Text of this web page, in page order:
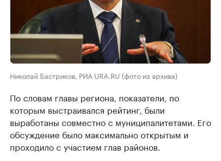
Николай Бастриков, РИА URA.RU (фото из архива)
По словам главы региона, показатели, по
которым выстраивался рейтинг, были
выработаны совместно с муниципалитетами. Его
обсуждение было максимально открытым и
проходило с участием глав районов.